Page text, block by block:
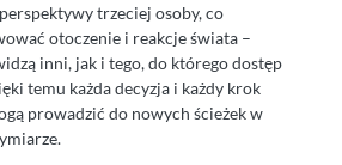
trzeciej osoby, co
otoczenie i reakcje świata –
inni, jak i tego, do którego dostęp
temu każda decyzja i każdy krok
prowadzić do nowych ścieżek w